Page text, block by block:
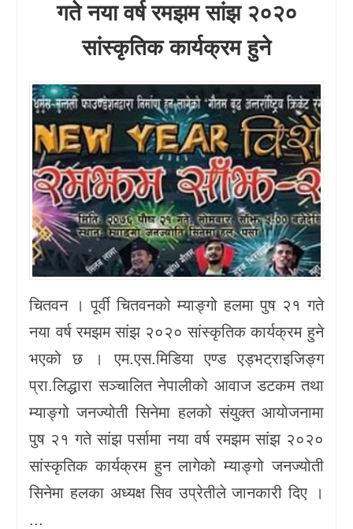
प्रदेश
प्रवास/
विश्व
स्वास्थ्य/
रोचक
विचार/
अन्तर्वार्ता
गते नया वर्ष रमझम सांझ २०२०
सांस्कृतिक कार्यक्रम हुने
चितवन । पूर्वी चितवनको म्याङ्गो हलमा पुष २१ गते
नया वर्ष रमझम सांझ २०२० सांस्कृतिक कार्यक्रम हुने
भएको छ । एम.एस.मिडिया एण्ड एड्भट्राइजिङ्ग
प्रा.लिद्धारा सञ्चालित नेपालीको आवाज डटकम तथा
म्याङ्गो जनज्योती सिनेमा हलको संयुक्त आयोजनामा
पुष २१ गते सांझ पर्सामा नया वर्ष रमझम सांझ २०२०
सांस्कृतिक कार्यक्रम हुन लागेको म्याङ्गो जनज्योती
सिनेमा हलका अध्यक्ष सिव उप्रेतीले जानकारी दिए ।
...